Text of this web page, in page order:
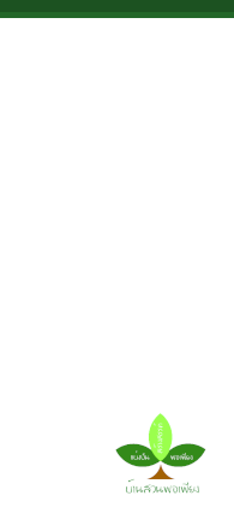
Skip to main content